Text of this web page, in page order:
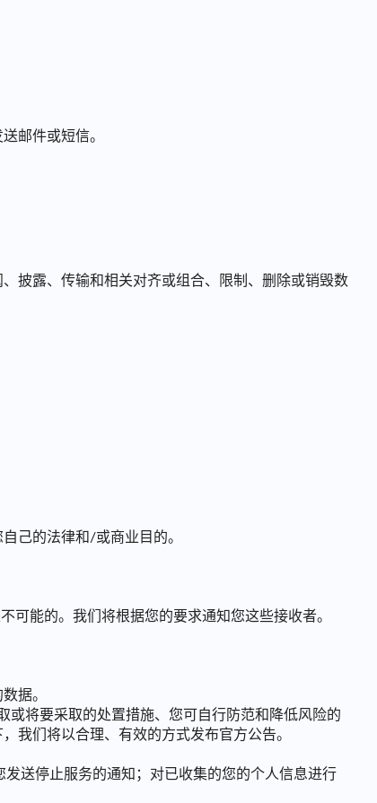
邮件或短信。
披露、传输和相关对齐或组合、限制、删除或销毁数
己的法律和/或商业目的。
可能的。我们将根据您的要求通知您这些接收者。
据。
或将要采取的处置措施、您可自行防范和降低风险的
我们将以合理、有效的方式发布官方公告。
送停止服务的通知；对已收集的您的个人信息进行